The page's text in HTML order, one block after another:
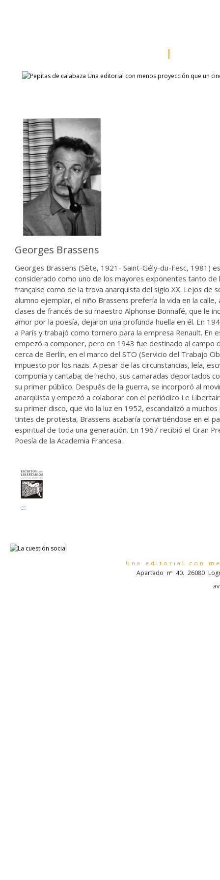
Georges Brassens
Georges Brassens (Sète, 1921- Saint-Gély-du-Fesc, 1981)
considerado como uno de los mayores exponentes tanto de
française como de la trova anarquista del siglo XX. Lejos de
alumno ejemplar, el niño Brassens prefería la vida en la calle,
clases de francés de su maestro Alphonse Bonnafé, que le
amor por la poesía, dejaron una profunda huella en él. En
a París y trabajó como tornero para la empresa Renault. En
empezó a componer, pero en 1943 fue destinado al campo
cerca de Berlín, en el marco del STO (Servicio del Trabajo
impuesto por los nazis. A pesar de las circunstancias, leía,
componía y cantaba; de hecho, sus camaradas deportados
su primer público. Después de la guerra, se incorporó al
anarquista y empezó a colaborar con el periódico Le
su primer disco, que vio la luz en 1952, escandalizó a muchos
tintes de protesta, Brassens acabaría convirtiéndose en el
espiritual de toda una generación. En 1967 recibió el Gran
Poesía de la Academia Francesa.
Una editorial con
Apartado nº 40. 26080